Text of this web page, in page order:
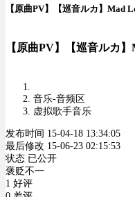
【原曲PV】【巡音ルカ】Mad
【原曲PV】【巡音ルカ
音乐-音频区
虚拟歌手音乐
发布时间 15-04-18 13:34:05
最后修改 15-06-23 02:15:53
状态 已公开
褒贬不一
1 好评